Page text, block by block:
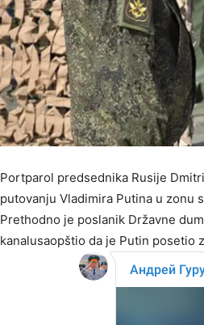
Portparol predsednika Rusije
putovanju Vladimira Putina u zonu
Prethodno je poslanik Državne
kanalusaopštio da je Putin posetio